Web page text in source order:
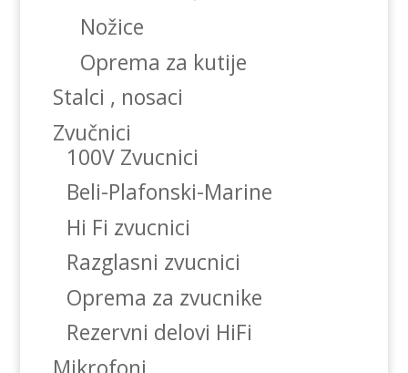
Nožice
Oprema za kutije
Stalci , nosaci
Zvučnici
100V Zvucnici
Beli-Plafonski-Marine
Hi Fi zvucnici
Razglasni zvucnici
Oprema za zvucnike
Rezervni delovi HiFi
Mikrofoni